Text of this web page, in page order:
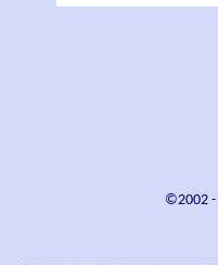
©2002 -